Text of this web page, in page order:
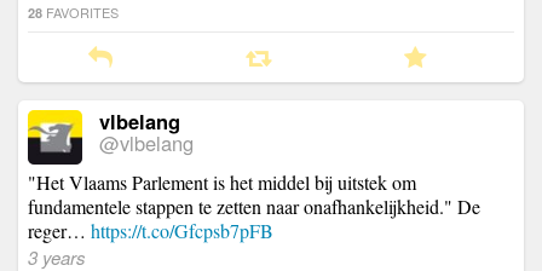
28 FAVORITES
vlbelang
@vlbelang
"Het Vlaams Parlement is het middel bij uitstek om
fundamentele stappen te zetten naar onafhankelijkheid." De
reger… https://t.co/Gfcpsb7pFB
3 years